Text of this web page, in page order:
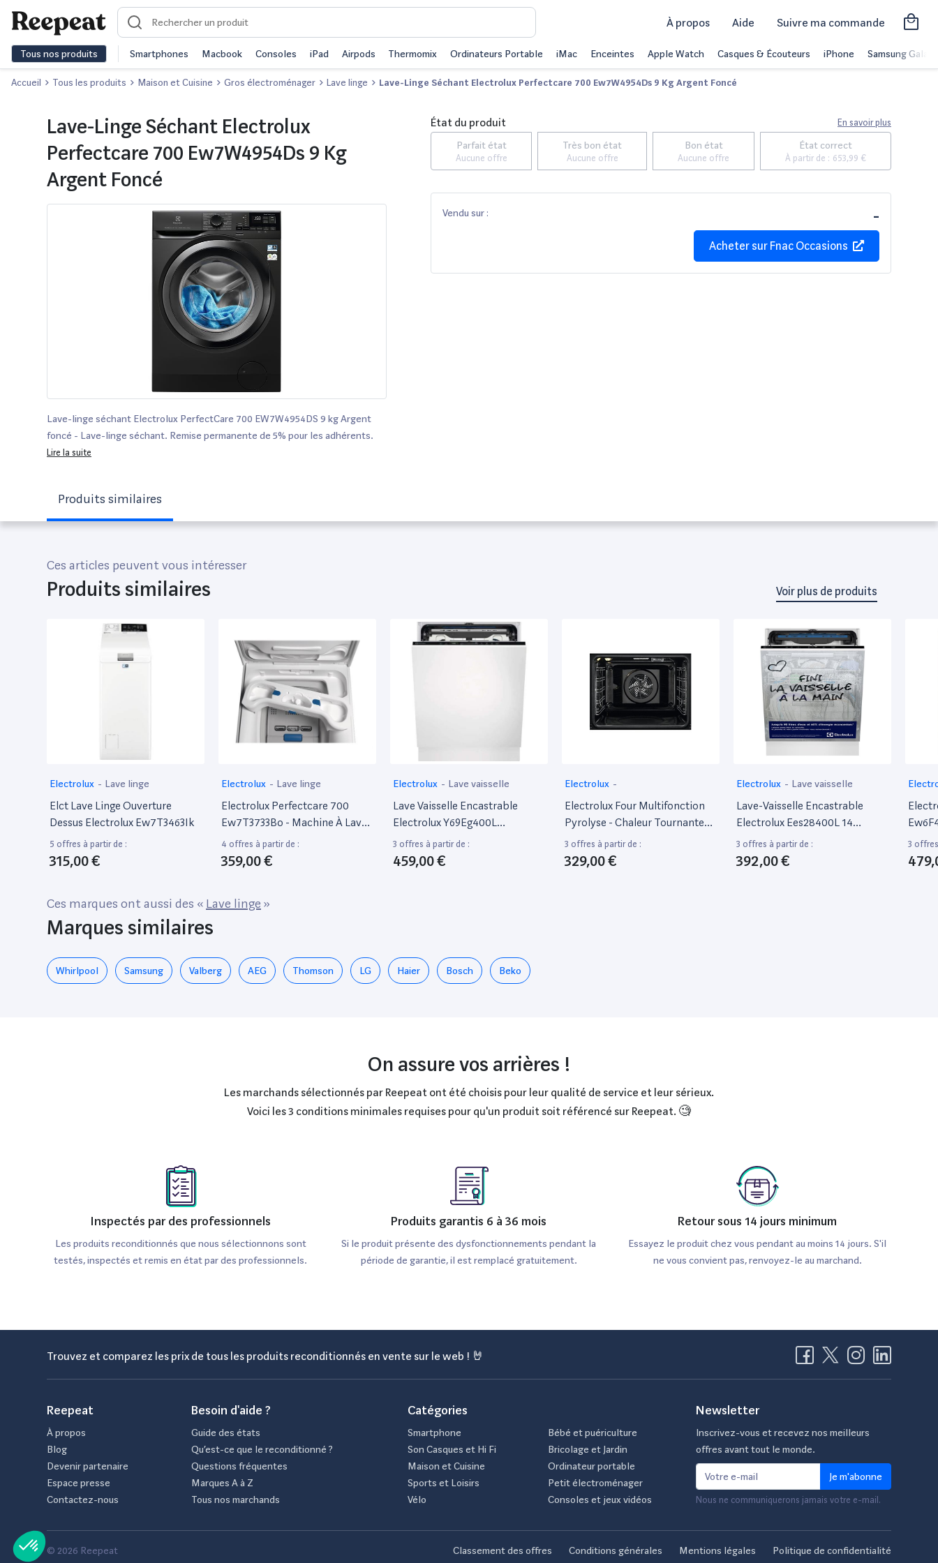
À propos Aide Suivre ma commande
Tous nos produits Smartphones Macbook Consoles iPad Airpods Thermomix Ordinateurs Portable iMac Enceintes Apple Watch Casques & Écouteurs iPhone Samsung Galaxy
Accueil Tous les produits Maison et Cuisine Gros électroménager Lave linge Lave-Linge Séchant Electrolux Perfectcare 700 Ew7W4954Ds 9 Kg Argent Foncé
Lave-Linge Séchant Electrolux
Perfectcare 700 Ew7W4954Ds 9 Kg
Argent Foncé
Lave-linge séchant Electrolux PerfectCare 700 EW7W4954DS 9 kg Argent
foncé - Lave-linge séchant. Remise permanente de 5% pour les adhérents.
Achetez vos produits en ligne parmi un large choix de marques.
Lire la suite
État du produit En savoir plus
Parfait état
Aucune offre
Très bon état
Aucune offre
Bon état
Aucune offre
État correct
À partir de : 653,99 €
Vendu sur : -
Acheter sur Fnac Occasions
Produits similaires
Ces articles peuvent vous intéresser
Produits similaires Voir plus de produits
Electrolux - Lave linge
Elct Lave Linge Ouverture
Dessus Electrolux Ew7T3463Ik
5 offres à partir de :
315,00 €
Electrolux - Lave linge
Electrolux Perfectcare 700
Ew7T3733Bo - Machine À Laver
- Largeur : 39.7 Cm - Profondeur
: 60 Cm - Hauteur : 89 Cm -
Chargement Par Le Dessus - 42
4 offres à partir de :
359,00 €
Electrolux - Lave vaisselle
Lave Vaisselle Encastrable
Electrolux Y69Eg400L
911434845 15 Couverts 60 Cm
3 offres à partir de :
459,00 €
Electrolux -
Electrolux Four Multifonction
Pyrolyse - Chaleur Tournante
Pulsée - Eof6P46Z - Noir - Porte
Froide - L67 X L63,5 X H65,4Cm
3 offres à partir de :
329,00 €
Electrolux - Lave vaisselle
Lave-Vaisselle Encastrable
Electrolux Ees28400L 14
Couverts Blanc
3 offres à partir de :
392,00 €
-
66
3
Ces marques ont aussi des « Lave linge »
Marques similaires
Whirlpool Samsung Valberg AEG Thomson LG Haier Bosch Beko
On assure vos arrières !
Les marchands sélectionnés par Reepeat ont été choisis pour leur qualité de service et leur sérieux.
Voici les 3 conditions minimales requises pour qu'un produit soit référencé sur Reepeat. 🧐
Inspectés par des professionnels
Les produits reconditionnés que nous sélectionnons sont
testés, inspectés et remis en état par des professionnels.
Produits garantis 6 à 36 mois
Si le produit présente des dysfonctionnements pendant la
période de garantie, il est remplacé gratuitement.
Retour sous 14 jours minimum
Essayez le produit chez vous pendant au moins 14 jours. S'il
ne vous convient pas, renvoyez-le au marchand.
Trouvez et comparez les prix de tous les produits reconditionnés en vente sur le web ! 🤘
Reepeat
À propos
Blog
Devenir partenaire
Espace presse
Contactez-nous
Besoin d'aide ?
Guide des états
Qu’est-ce que le reconditionné ?
Questions fréquentes
Marques A à Z
Tous nos marchands
Catégories
Smartphone
Son Casques et Hi Fi
Maison et Cuisine
Sports et Loisirs
Vélo
Bébé et puériculture
Bricolage et Jardin
Ordinateur portable
Petit électroménager
Consoles et jeux vidéos
Newsletter
Inscrivez-vous et recevez nos meilleurs
offres avant tout le monde.
Je m'abonne
Nous ne communiquerons jamais votre e-mail.
© 2026 Reepeat Classement des offres Conditions générales Mentions légales Politique de confidentialité